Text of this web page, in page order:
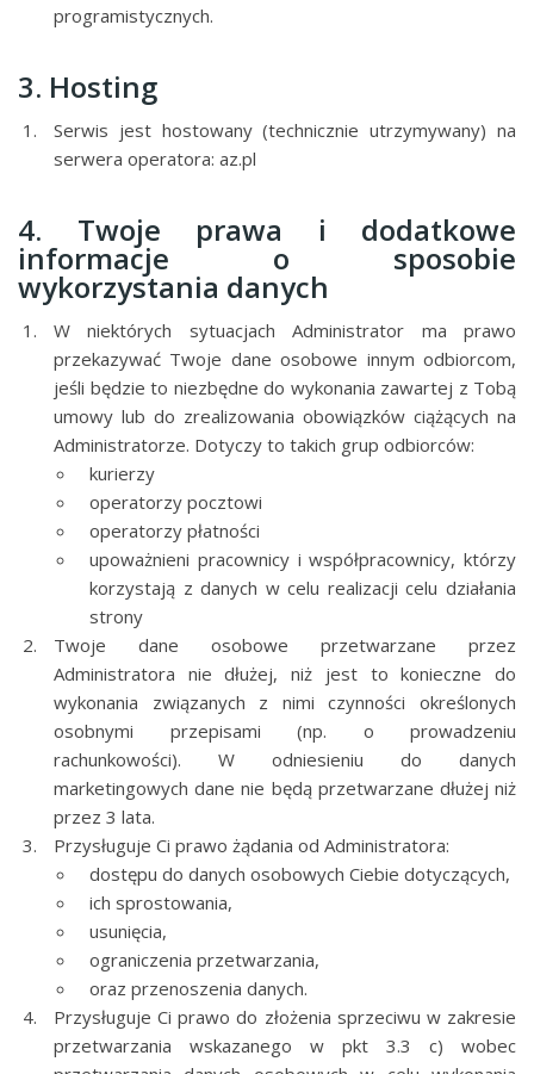
programistycznych.
3. Hosting
Serwis jest hostowany (technicznie utrzymywany) na
serwera operatora: az.pl
4. Twoje prawa i dodatkowe
informacje o sposobie
wykorzystania danych
W niektórych sytuacjach Administrator ma prawo
przekazywać Twoje dane osobowe innym odbiorcom,
jeśli będzie to niezbędne do wykonania zawartej z Tobą
umowy lub do zrealizowania obowiązków ciążących na
Administratorze. Dotyczy to takich grup odbiorców:
kurierzy
operatorzy pocztowi
operatorzy płatności
upoważnieni pracownicy i współpracownicy, którzy
korzystają z danych w celu realizacji celu działania
strony
Twoje dane osobowe przetwarzane przez
Administratora nie dłużej, niż jest to konieczne do
wykonania związanych z nimi czynności określonych
osobnymi przepisami (np. o prowadzeniu
rachunkowości). W odniesieniu do danych
marketingowych dane nie będą przetwarzane dłużej niż
przez 3 lata.
Przysługuje Ci prawo żądania od Administratora:
dostępu do danych osobowych Ciebie dotyczących,
ich sprostowania,
usunięcia,
ograniczenia przetwarzania,
oraz przenoszenia danych.
Przysługuje Ci prawo do złożenia sprzeciwu w zakresie
przetwarzania wskazanego w pkt 3.3 c) wobec